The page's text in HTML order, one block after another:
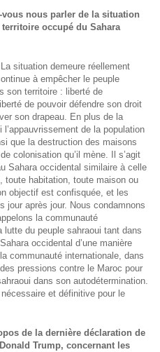
nous parler de la situation
occupé du Sahara
La situation demeure réellement
à empêcher le peuple
son territoire : liberté de
de pouvoir défendre son droit
son drapeau. En plus de la
de la population
que la destruction des maisons
colonisation qu’il mène. Il s’agit
Sahara occidental similaire à celle
toute habitation, toute maison ou
objectif est confisquée, et les
jour après jour. Nous condamnons
la communauté
lutte du peuple sahraoui tant dans
occidental d’une manière
communauté internationale, dans
pressions contre le Maroc pour
dans son autodétermination.
et définitive pour le
de la dernière déclaration de
Trump, concernant les